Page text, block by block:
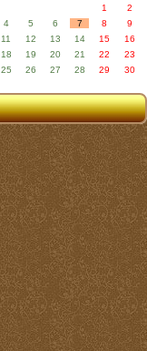
1
2
4 5 6 7 8
9
11 12 13 14 15
16
18 19 20 21 22
23
25 26 27 28 29
30